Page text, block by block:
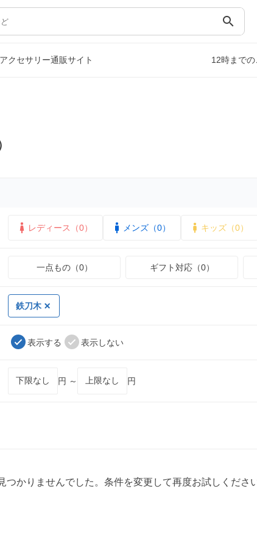
search
クセサリー通販サイト 12時まで
レディース（0） メンズ（0） キッズ（0）
一点もの（0） ギフト対応（0）
鉄刀木
表示する 表示しない
円 ～ 円
つかりませんでした。条件を変更して再度お試しください